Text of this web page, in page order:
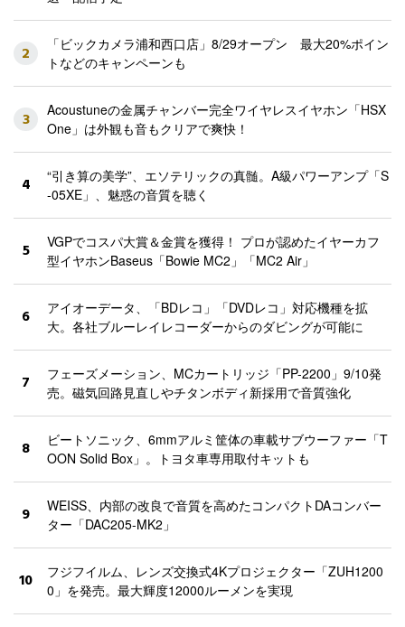
2
「ビックカメラ浦和西口店」8/29オープン 最大20%ポイン
トなどのキャンペーンも
3
Acoustuneの金属チャンバー完全ワイヤレスイヤホン「HSX
One」は外観も音もクリアで爽快！
4
“引き算の美学”、エソテリックの真髄。A級パワーアンプ「S
-05XE」、魅惑の音質を聴く
5
VGPでコスパ大賞＆金賞を獲得！ プロが認めたイヤーカフ
型イヤホンBaseus「Bowie MC2」「MC2 Air」
6
アイオーデータ、「BDレコ」「DVDレコ」対応機種を拡
大。各社ブルーレイレコーダーからのダビングが可能に
7
フェーズメーション、MCカートリッジ「PP-2200」9/10発
売。磁気回路見直しやチタンボディ新採用で音質強化
8
ビートソニック、6mmアルミ筐体の車載サブウーファー「T
OON Solid Box」。トヨタ車専用取付キットも
9
WEISS、内部の改良で音質を高めたコンパクトDAコンバー
ター「DAC205-MK2」
10
フジフイルム、レンズ交換式4Kプロジェクター「ZUH1200
0」を発売。最大輝度12000ルーメンを実現